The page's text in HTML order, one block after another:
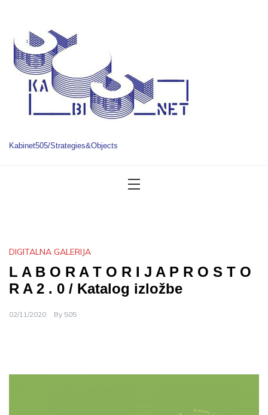
content
Kabinet505/Strategies&Objects
DIGITALNA GALERIJA
L A B O R A T O R I J A P R O S T O
R A 2 . 0 / Katalog izložbe
02/11/2020 By 505